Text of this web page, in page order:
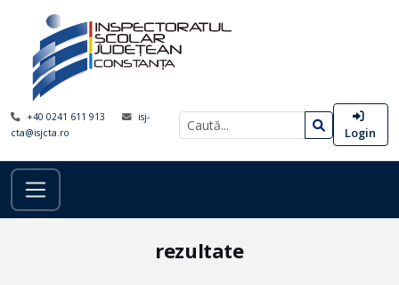
+40 0241 611 913
isj-
cta@isjcta.ro
Login
rezultate